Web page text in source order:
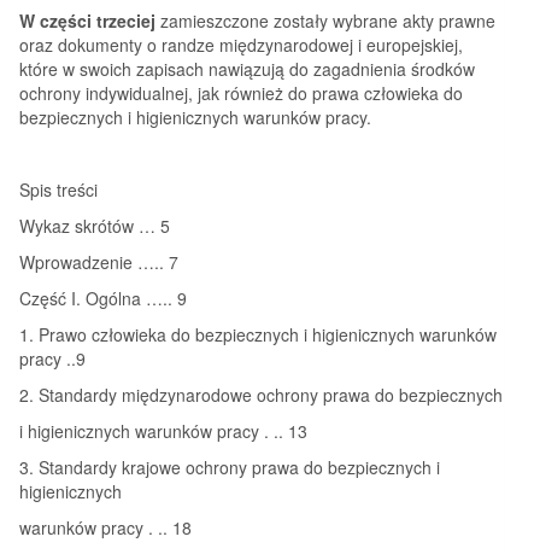
W części trzeciej zamieszczone zostały wybrane akty prawne
oraz dokumenty o randze międzynarodowej i europejskiej,
które w swoich zapisach nawiązują do zagadnienia środków
ochrony indywidualnej, jak również do prawa człowieka do
bezpiecznych i higienicznych warunków pracy.
Spis treści
Wykaz skrótów … 5
Wprowadzenie ….. 7
Część I. Ogólna ….. 9
1. Prawo człowieka do bezpiecznych i higienicznych warunków
pracy ..9
2. Standardy międzynarodowe ochrony prawa do bezpiecznych
i higienicznych warunków pracy . .. 13
3. Standardy krajowe ochrony prawa do bezpiecznych i
higienicznych
warunków pracy . .. 18